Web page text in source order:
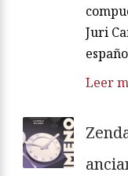
Juri
Leer